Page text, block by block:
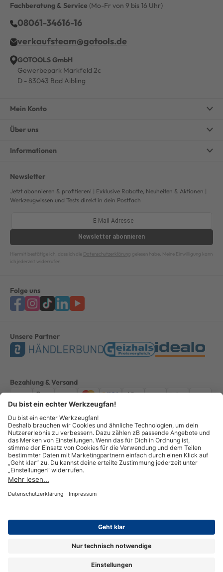
Fachberatung & Service (Mo-Fr von 9 bis 16 Uhr)
08061-34616-16
verkaufsteam@gotools.de
GOTOOLS GmbH
Gewerbepark Markfeld 2c
D - 83043 Bad Aibling
Mein Konto
Über uns
Informationen
Newsletter
Jetzt abonnieren & profitieren! | Exklusive Rabatte, Neuheiten & Aktionen |
Werkzeugwissen und Tests direkt in dein Postfach
Newsletter abonnieren
Hiermit bestätige ich, dass ich die Datenschutzerklärung gelesen habe. Meine Einwilligung kann
ich jederzeit widerrufen.
Folge uns
Unsere Partner
Bezahlung & Versand
ImpressumAGBDatenschutzWiderruf Vertrag widerrufen
Alle Preise verstehen sich inkl. ges. MwSt. *Kostenloser Versand innerhalb
Deutschlands, bei Bestellungen ab 100,00 Euro.
© Copyright 2026 GOTOOLS GmbH - Alle Rechte vorbehalten. powered by
createyourtemplate